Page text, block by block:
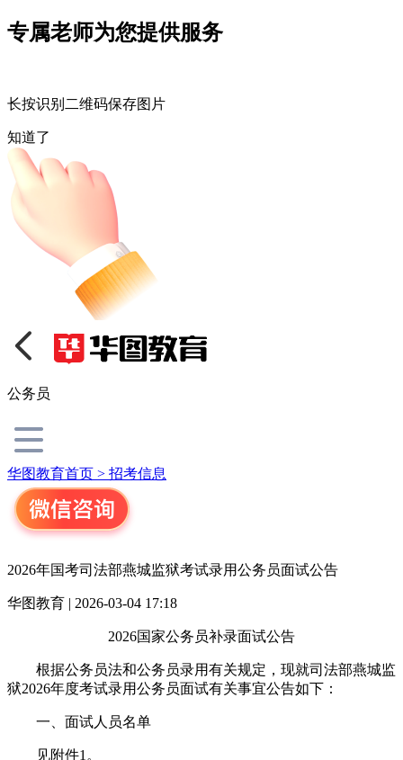
专属老师为您提供服务
长按识别二维码保存图片
知道了
公务员
华图教育首页 > 招考信息
2026年国考司法部燕城监狱考试录用公务员面试公告
华图教育 | 2026-03-04 17:18
2026国家公务员补录面试公告
根据公务员法和公务员录用有关规定，现就司法部燕城监
狱2026年度考试录用公务员面试有关事宜公告如下：
一、面试人员名单
见附件1。